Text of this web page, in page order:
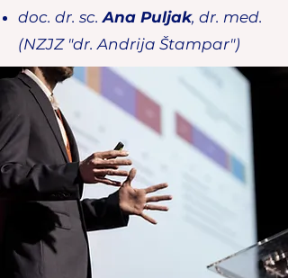
doc. dr. sc.Ana Puljak, dr. med.
(NZJZ "dr. Andrija Štampar")